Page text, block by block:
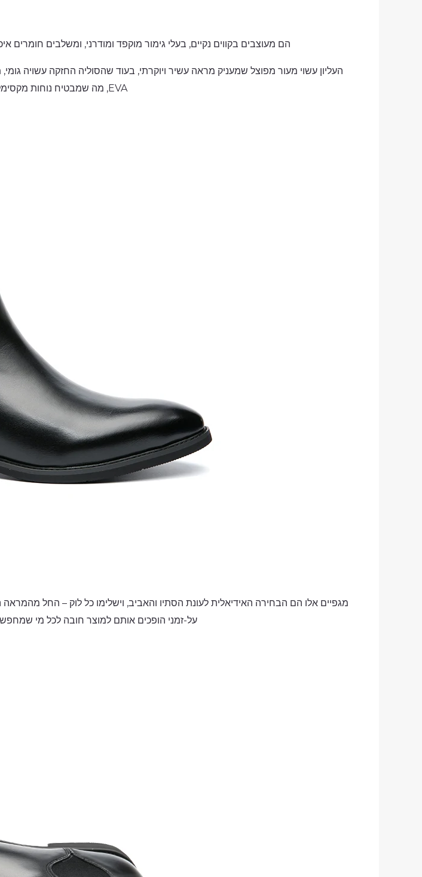
הם מעוצבים בקווים נקיים, בעלי גימור מוקפד ומודרני, ומשלבים חומרים
העליון עשוי מעור מפוצל שמעניק מראה עשיר ויוקרתי, בעוד שהסוליה החזקה עשויה
EVA, מה שמבטיח נוחות מקסימלית ותמיכה לאורך זמן.
מגפיים אלו הם הבחירה האידיאלית לעונת הסתיו והאביב, וישלימו כל לוק – החל מהמראה
על-זמני הופכים אותם למוצר חובה לכל מי